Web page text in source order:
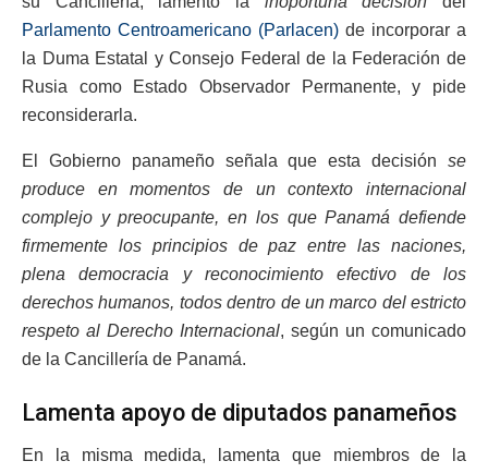
Parlamento Centroamericano (Parlacen) de incorporar a
la Duma Estatal y Consejo Federal de la Federación de
Rusia como Estado Observador Permanente, y pide
reconsiderarla.
El Gobierno panameño señala que esta decisión se
produce en momentos de un contexto internacional
complejo y preocupante, en los que Panamá defiende
firmemente los principios de paz entre las naciones,
plena democracia y reconocimiento efectivo de los
derechos humanos, todos dentro de un marco del estricto
respeto al Derecho Internacional, según un comunicado
de la Cancillería de Panamá.
Lamenta apoyo de diputados panameños
En la misma medida, lamenta que miembros de la